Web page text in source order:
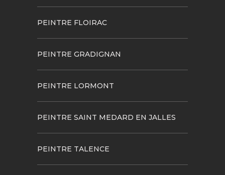
PEINTRE FLOIRAC
PEINTRE GRADIGNAN
PEINTRE LORMONT
PEINTRE SAINT MEDARD EN JALLES
PEINTRE TALENCE